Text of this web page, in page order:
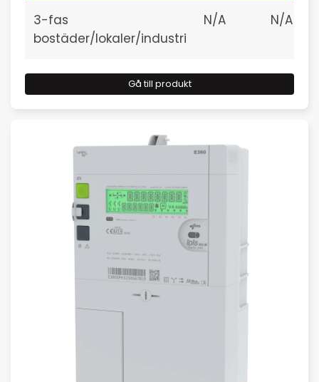
3-fas
bostäder/lokaler/industri
N/A N/A
Gå till produkt